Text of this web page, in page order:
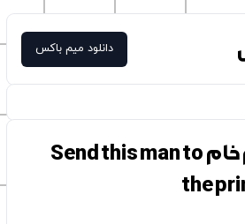
دانلود میم باکس
دانلود قالب میم خام Send this man to
the